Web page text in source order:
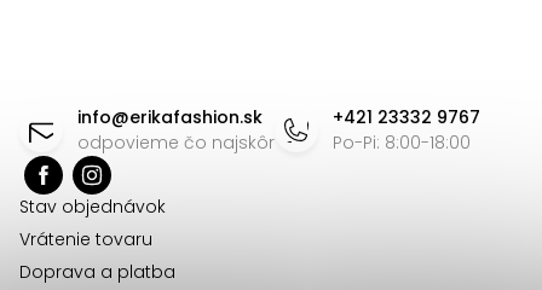
info@erikafashion.sk
odpovieme čo najskôr
+421 23332 9767
Po-Pi: 8:00-18:00
Stav objednávok
Vrátenie tovaru
Doprava a platba